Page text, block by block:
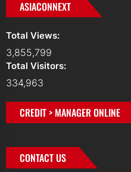
ASIACONNEXT
Total Views:
3,855,799
Total Visitors:
334,963
CREDIT > MANAGER ONLINE
CONTACT US